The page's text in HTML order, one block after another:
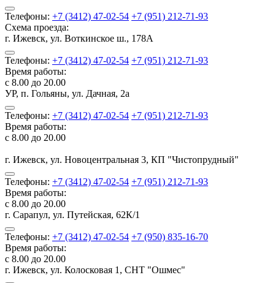
Телефоны: +7 (3412) 47-02-54 +7 (951) 212-71-93
Схема проезда:
г. Ижевск, ул. Воткинское ш., 178А
Телефоны: +7 (3412) 47-02-54 +7 (951) 212-71-93
Время работы:
с 8.00 до 20.00
УР, п. Гольяны, ул. Дачная, 2а
Телефоны: +7 (3412) 47-02-54 +7 (951) 212-71-93
Время работы:
с 8.00 до 20.00
г. Ижевск, ул. Новоцентральная 3, КП "Чистопрудный"
Телефоны: +7 (3412) 47-02-54 +7 (951) 212-71-93
Время работы:
с 8.00 до 20.00
г. Сарапул, ул. Путейская, 62К/1
Телефоны: +7 (3412) 47-02-54 +7 (950) 835-16-70
Время работы:
с 8.00 до 20.00
г. Ижевск, ул. Колосковая 1, СНТ "Ошмес"